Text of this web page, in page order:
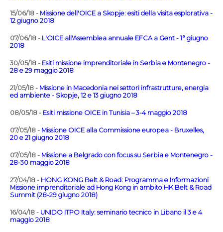
15/06/18 - Missione dell'OICE a Skopje: esiti della visita esplorativa -
12 giugno 2018
07/06/18 - L'OICE all'Assemblea annuale EFCA a Gent - 1° giugno
2018
30/05/18 - Esiti missione imprenditoriale in Serbia e Montenegro -
28 e 29 maggio 2018
21/05/18 - Missione in Macedonia nei settori infrastrutture, energia
ed ambiente - Skopje, 12 e 13 giugno 2018
08/05/18 - Esiti missione OICE in Tunisia – 3-4 maggio 2018
07/05/18 - Missione OICE alla Commissione europea - Bruxelles,
20 e 21 giugno 2018
07/05/18 - Missione a Belgrado con focus su Serbia e Montenegro -
28-30 maggio 2018
27/04/18 - HONG KONG Belt & Road: Programma e Informazioni
Missione imprenditoriale ad Hong Kong in ambito HK Belt & Road
Summit (28-29 giugno 2018)
16/04/18 - UNIDO ITPO Italy: seminario tecnico in Libano il 3 e 4
maggio 2018